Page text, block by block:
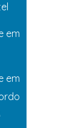
em
em